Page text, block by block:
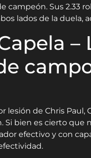
campeón. Sus 2.33
lados de la duela,
lesión de Chris Paul,
Si bien es cierto
efectivo y con